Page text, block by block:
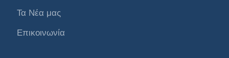
Τα Νέα μας
Επικοινωνία